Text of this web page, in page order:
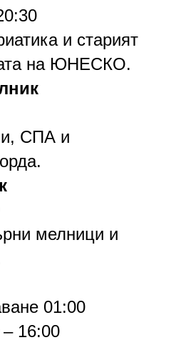
и старият
на ЮНЕСКО.
СПА и
мелници и
01:00
16:00